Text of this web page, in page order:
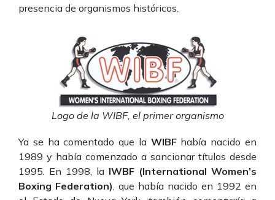
presencia de organismos históricos.
Logo de la WIBF, el primer organismo
Ya se ha comentado que la WIBFhabía nacido en
1989 y había comenzado a sancionar títulos desde
1995. En 1998, la IWBF (International Women’s
Boxing Federation), que había nacido en 1992 en